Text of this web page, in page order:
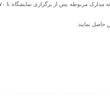
نمایند.